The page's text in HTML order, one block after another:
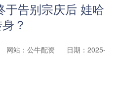
于告别宗庆后 娃哈
？
网站：公牛配资
日期：2025-